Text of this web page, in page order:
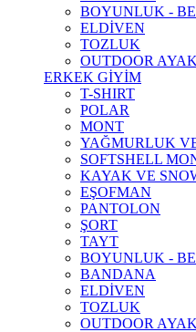
BOYUNLUK -
ELDİVEN
TOZLUK
OUTDOOR
ERKEK GİYİM
T-SHIRT
POLAR
MONT
YAĞMURLUK
SOFTSHELL
KAYAK VE
EŞOFMAN
PANTOLON
ŞORT
TAYT
BOYUNLUK -
BANDANA
ELDİVEN
TOZLUK
OUTDOOR